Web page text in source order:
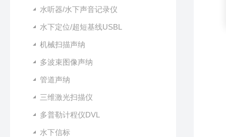
水听器/水下声音记录仪
水下定位/超短基线USBL
机械扫描声纳
多波束图像声纳
管道声纳
三维激光扫描仪
多普勒计程仪DVL
水下信标